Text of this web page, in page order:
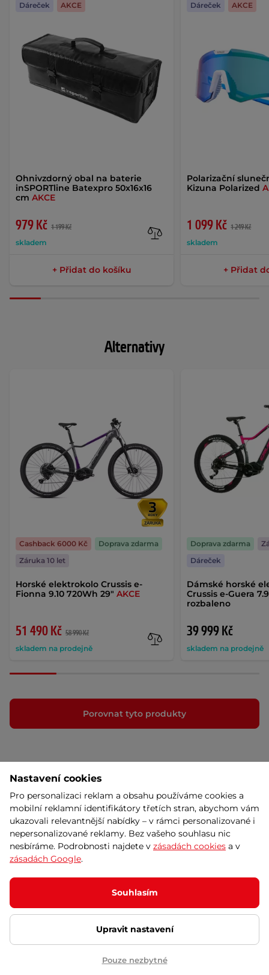
Ohnivzdorný obal na baterie
inSPORTline Batexpro 50x16x16
cm AKCE
979 Kč 1 199 Kč
skladem
Dáreček AKCE
+ Přidat do košíku
Polarizační
Kizuna Polarized
1 099 Kč 1 249 Kč
skladem
Dáreček AKCE
+ Přidat
Alternativy
Horské elektrokolo Crussis e-
Fionna 9.10 720Wh 29" AKCE
51 490 Kč 58 990 Kč
skladem na prodejně
Cashback 6000 Kč
Doprava zdarma
Záruka 10 let
Dámské horské
Crussis e-Guera
rozbaleno
39 999 Kč
skladem na prodejně
Doprava zdarma
Dáreček
Porovnat tyto produkty
Kontaktujte nás
Prodejna Ostrava
Nastavení cookies
Pro personalizaci reklam a obsahu používáme cookies a
mobilní reklamní identifikátory třetích stran, abychom vám
ukazovali relevantnější nabídky – v rámci personalizované i
nepersonalizované reklamy. Bez vašeho souhlasu nic
nesbíráme. Podrobnosti najdete v zásadách cookies a v
zásadách Google.
Souhlasím
Upravit nastavení
Pouze nezbytné